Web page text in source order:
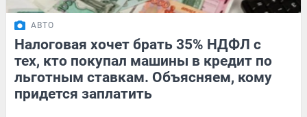
АВТО
Налоговая хочет брать 35% НДФЛ с
тех, кто покупал машины в кредит по
льготным ставкам. Объясняем, кому
придется заплатить